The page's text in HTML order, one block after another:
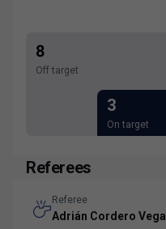
8
Off target
3
On target
Referees
Referee
Adrián Cordero Vega